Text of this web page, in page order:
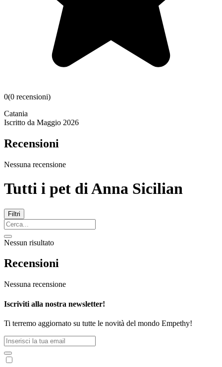
0(0 recensioni)
Catania
Iscritto da Maggio 2026
Recensioni
Nessuna recensione
Tutti i pet diAnna Sicilian
Filtri
Nessun risultato
Recensioni
Nessuna recensione
Iscriviti alla nostra newsletter!
Ti terremo aggiornato su tutte le novità del mondo Empethy!